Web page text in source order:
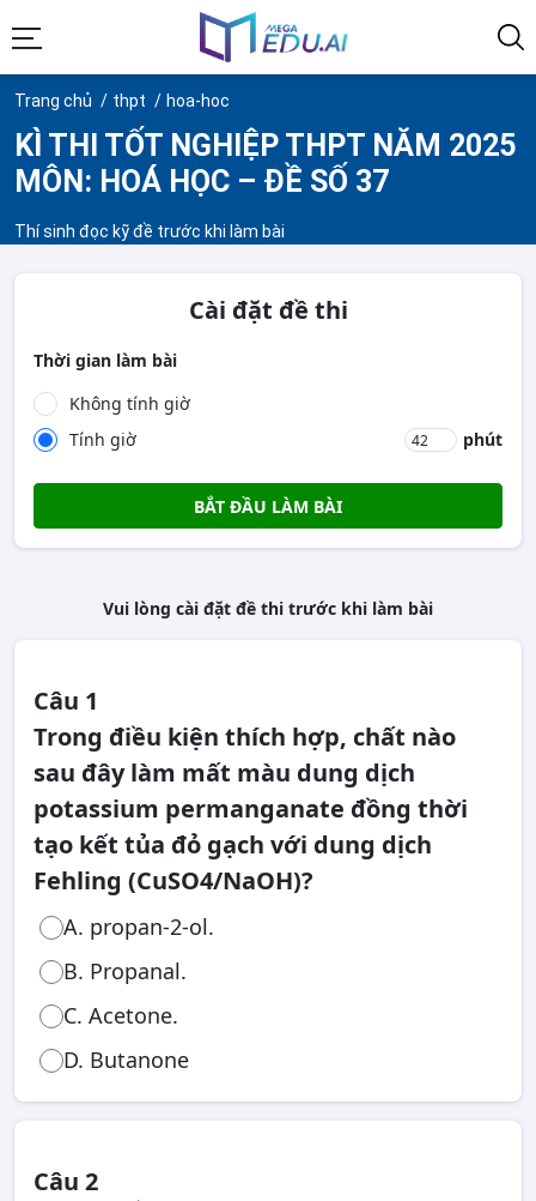
Trang chủ thpt hoa-hoc
KÌ THI TỐT NGHIỆP THPT NĂM 2025
MÔN: HOÁ HỌC – ĐỀ SỐ 37
Thí sinh đọc kỹ đề trước khi làm bài
Cài đặt đề thi
Thời gian làm bài
Không tính giờ
Tính giờ
phút
BẮT ĐẦU LÀM BÀI
Vui lòng cài đặt đề thi trước khi làm bài
Câu 1
Trong điều kiện thích hợp, chất nào
sau đây làm mất màu dung dịch
potassium permanganate đồng thời
tạo kết tủa đỏ gạch với dung dịch
Fehling (CuSO4/NaOH)?
A. propan-2-ol.
B. Propanal.
C. Acetone.
D. Butanone
Câu 2